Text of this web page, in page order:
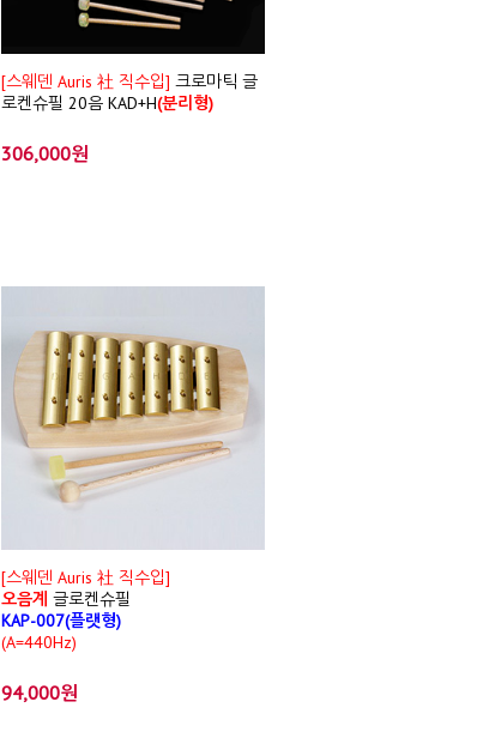
[스웨덴 Auris 社 직수입] 크로마틱 글
로켄슈필 20음 KAD+H(분리형)
306,000원
[스웨덴 Auris 社 직수입]
오음계 글로켄슈필
KAP-007(플랫형)
(A=440Hz)
94,000원